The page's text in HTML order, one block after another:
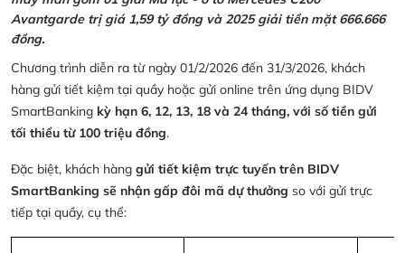
Avantgarde trị giá 1,59 tỷ đồng và 2025 giải tiền mặt 666.666
đồng.
Chương trình diễn ra từ ngày 01/2/2026 đến 31/3/2026, khách
hàng gửi tiết kiệm tại quầy hoặc gửi online trên ứng dụng BIDV
SmartBanking kỳ hạn 6, 12, 13, 18 và 24 tháng, với số tiền gửi
tối thiểu từ 100 triệu đồng.
Đặc biệt, khách hàng gửi tiết kiệm trực tuyến trên BIDV
SmartBanking sẽ nhận gấp đôi mã dự thưởng so với gửi trực
tiếp tại quầy, cụ thể: